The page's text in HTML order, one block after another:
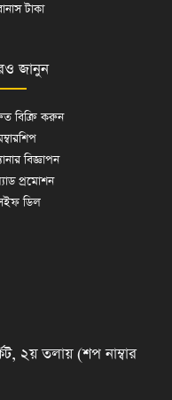
টাকা
জানুন
বিক্রি করুন
বিজ্ঞাপন
প্রমোশন
ডিল
২য় তলায় (শপ নাম্বার